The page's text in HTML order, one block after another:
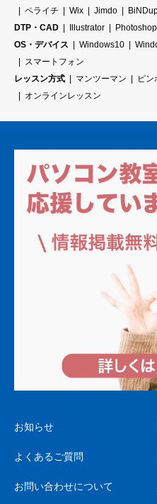
ペライチ
Wix Jimdo
DTP・CAD
Illustrator Photoshop
OS・デバイス
Windows10
スマートフォン
レッスン方式
マンツーマン ピン
オンラインレッスン
お知らせ
よくあるご質問
お問い合わせについて